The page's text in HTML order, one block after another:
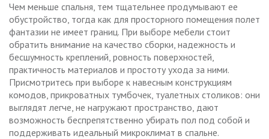
Чем меньше спальня, тем тщательнее продумывают ее
обустройство, тогда как для просторного помещения полет
фантазии не имеет границ. При выборе мебели стоит
обратить внимание на качество сборки, надежность и
бесшумность креплений, ровность поверхностей,
практичность материалов и простоту ухода за ними.
Присмотритесь при выборе к навесным конструкциям
комодов, прикроватных тумбочек, туалетных столиков: они
выглядят легче, не нагружают пространство, дают
возможность беспрепятственно убирать пол под собой и
поддерживать идеальный микроклимат в спальне.